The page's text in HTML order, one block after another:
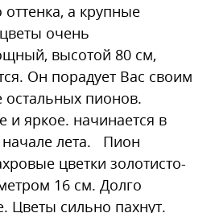
а крупные
очень
высотой 80 см,
Он порадует Вас своим
пионов.
и яркое. начинается в
лета. Пион
цветки золотисто-
16 см. Долго
Цветы сильно пахнут.